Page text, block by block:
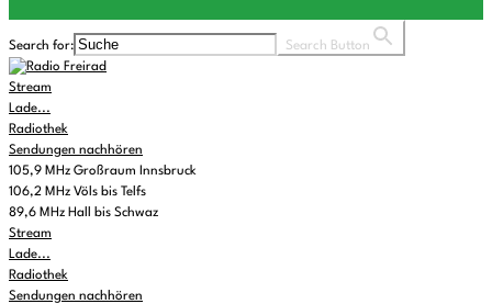
Search for: Search Button
Stream
Lade...
Radiothek
Sendungen nachhören
105,9 MHz Großraum Innsbruck
106,2 MHz Völs bis Telfs
89,6 MHz Hall bis Schwaz
Stream
Lade...
Radiothek
Sendungen nachhören